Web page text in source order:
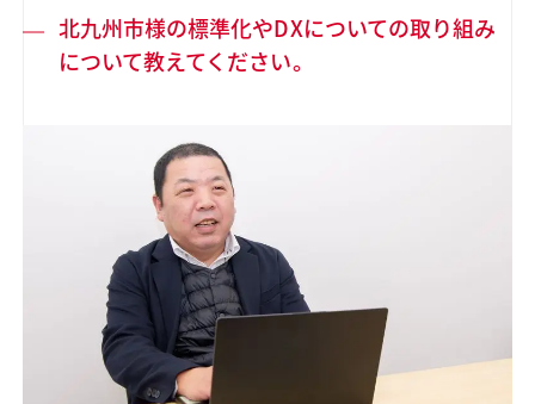
北九州市様の標準化やDXについての取り組み
について教えてください。